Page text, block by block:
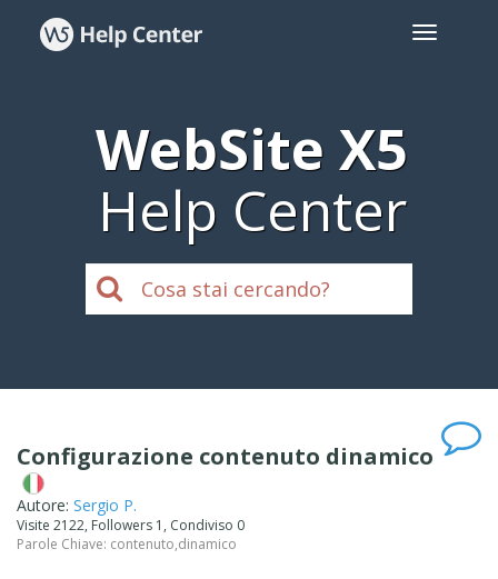
WebSite X5
Help Center
Configurazione contenuto dinamico
Autore: Sergio P.
Visite 2122, Followers 1, Condiviso 0
Parole Chiave: contenuto,dinamico